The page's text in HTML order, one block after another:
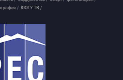
/ ЮОГУ ТВ /